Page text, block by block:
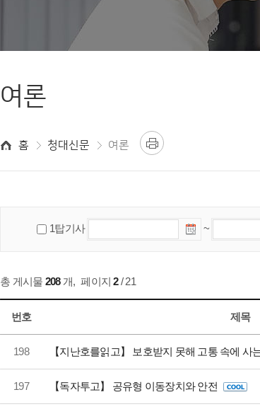
여론
홈 청대신문 여론
1탑기사 ~
총 게시물 208개, 페이지2/ 21
번호 제목
198 【지난호를읽고】 보호받지 못해 고통 속에 사
197 【독자투고】 공유형 이동장치와 안전